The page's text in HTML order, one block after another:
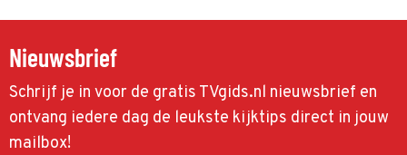
Nieuwsbrief
Schrijf je in voor de gratis TVgids.nl nieuwsbrief en
ontvang iedere dag de leukste kijktips direct in jouw
mailbox!